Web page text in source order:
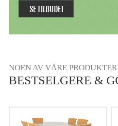
SE TILBUDET
NOEN AV VÅRE PRODUKTER
BESTSELGERE &